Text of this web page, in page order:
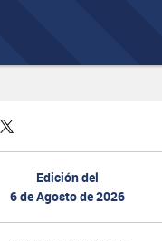
Edición del
6 de Agosto de 2026